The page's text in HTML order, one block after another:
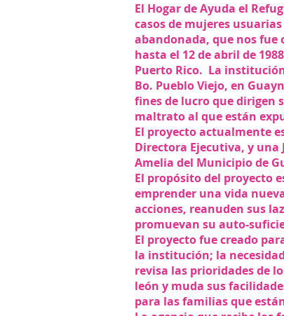
El Hogar de Ayuda el
casos de mujeres
abandonada, que nos fue
hasta el 12 de abril de
Puerto Rico. La
Bo. Pueblo Viejo, en
fines de lucro que dirigen
maltrato al que están
El proyecto actualmente
Directora Ejecutiva, y una
Amelia del Municipio de
El propósito del proyecto
emprender una vida
acciones, reanuden sus
promuevan su auto-
El proyecto fue creado
la institución; la
revisa las prioridades de
león y muda sus
para las familias que